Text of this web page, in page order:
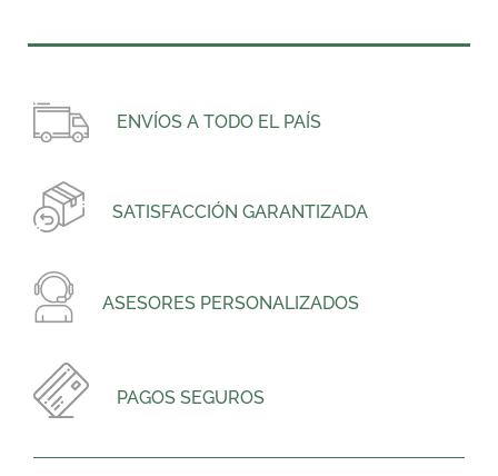
ENVÍOS A TODO EL PAÍS
SATISFACCIÓN GARANTIZADA
ASESORES PERSONALIZADOS
PAGOS SEGUROS